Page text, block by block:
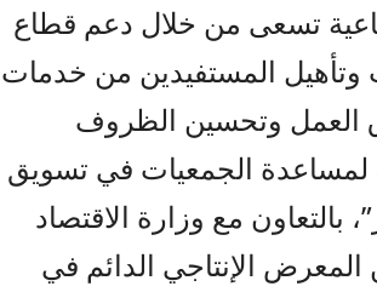
تسعى من خلال دعم قطاع
وتأهيل المستفيدين من خدمات
العمل وتحسين الظروف
لمساعدة الجمعيات في تسويق
بالتعاون مع وزارة الاقتصاد
الإنتاجي الدائم في